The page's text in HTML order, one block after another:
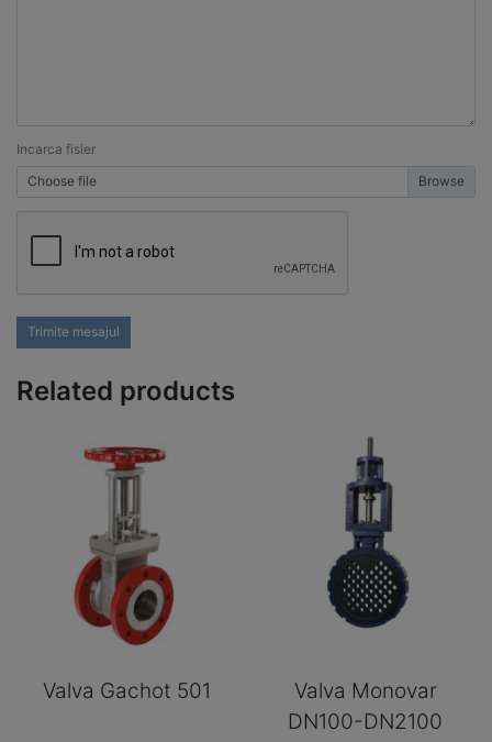
Incarca fisier
Choose file
Trimite mesajul
Related products
Valva Gachot 501
Valva Monovar
DN100-DN2100